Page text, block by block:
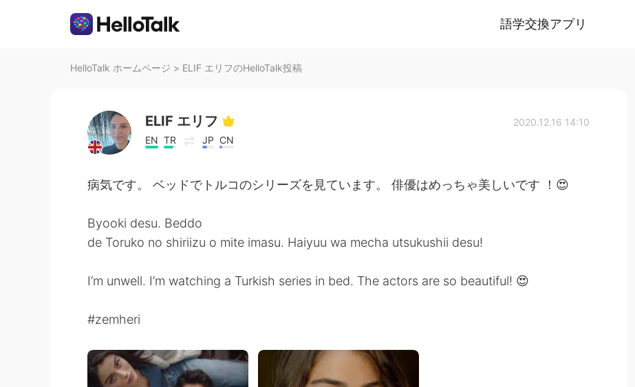
語学交換アプリ
HelloTalk ホームページ > ELIF エリフのHelloTalk投稿
ELIF エリフ
EN TR JP CN
2020.12.16 14:10
病気です。 ベッドでトルコのシリーズを見ています。 俳優はめっちゃ美しいです ！😍
Byooki desu. Beddo
de Toruko no shiriizu o mite imasu. Haiyuu wa mecha utsukushii desu!
I’m unwell. I’m watching a Turkish series in bed. The actors are so beautiful! 😍
#zemheri